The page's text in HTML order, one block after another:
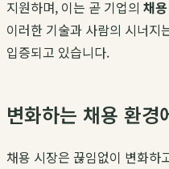
지원하며, 이는 곧 기업의 채
이러한 기술과 사람의 시너지
입증되고 있습니다.
변화하는 채용 환경
채용 시장은 끊임없이 변화하